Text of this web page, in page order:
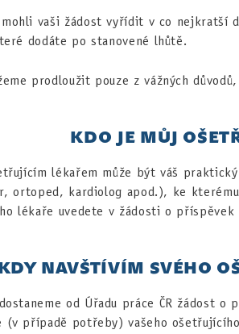
mohli vaši žádost vyřídit v co nejkratší
dodáte po stanovené lhůtě.
prodloužit pouze z vážných
KDO JE MŮJ
lékařem může být váš
ortoped, kardiolog apod.), ke
lékaře uvedete v žádosti o příspěvek
KDY NAVŠTÍVÍM SVÉHO
od Úřadu práce ČR žádost o
(v případě potřeby) vašeho